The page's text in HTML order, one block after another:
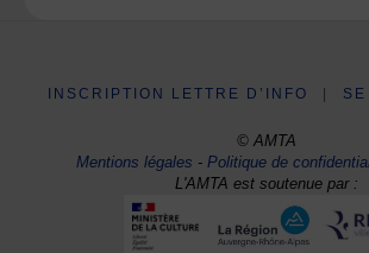
INSCRIPTION LETTRE D’INFO
© AMTA
Mentions légales -Politique de
L'AMTA est soutenue par :